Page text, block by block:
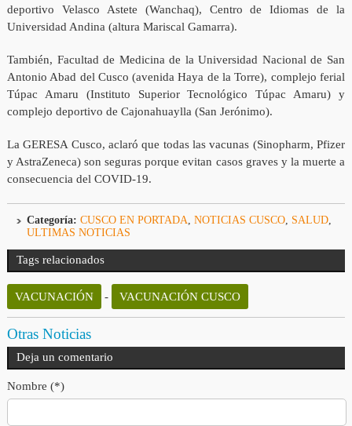
deportivo Velasco Astete (Wanchaq), Centro de Idiomas de la
Universidad Andina (altura Mariscal Gamarra).
También, Facultad de Medicina de la Universidad Nacional de San
Antonio Abad del Cusco (avenida Haya de la Torre), complejo ferial
Túpac Amaru (Instituto Superior Tecnológico Túpac Amaru) y
complejo deportivo de Cajonahuaylla (San Jerónimo).
La GERESA Cusco, aclaró que todas las vacunas (Sinopharm, Pfizer
y AstraZeneca) son seguras porque evitan casos graves y la muerte a
consecuencia del COVID-19.
Categoría: CUSCO EN PORTADA, NOTICIAS CUSCO, SALUD,
ULTIMAS NOTICIAS
Tags relacionados
VACUNACIÓN - VACUNACIÓN CUSCO
Otras Noticias
Deja un comentario
Nombre (*)